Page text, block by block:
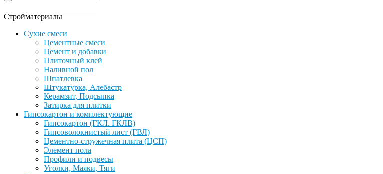
Стройматериалы
Сухие смеси
Цементные смеси
Цемент и добавки
Плиточный клей
Наливной пол
Шпатлевка
Штукатурка, Алебастр
Керамзит, Подсыпка
Затирка для плитки
Гипсокартон и комплектующие
Гипсокартон (ГКЛ. ГКЛВ)
Гипсоволокнистый лист (ГВЛ)
Цементно-стружечная плита (ЦСП)
Элемент пола
Профили и подвесы
Уголки, Маяки, Тяги